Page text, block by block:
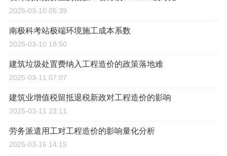
2025-03-10 05:39
南极科考站极端环境施工成本系数
2025-03-10 18:50
建筑垃圾处置费纳入工程造价的政策落地难
2025-03-11 07:07
建筑业增值税留抵退税新政对工程造价的影响
2025-03-11 23:11
劳务派遣用工对工程造价的影响量化分析
2025-03-16 14:15